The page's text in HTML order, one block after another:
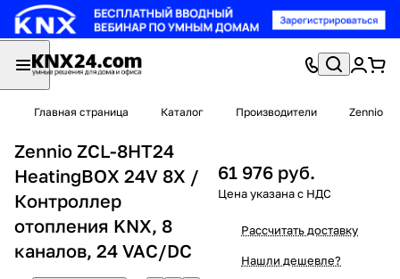
Главная страница Каталог Производители Zennio
Zennio ZCL-8HT24
HeatingBOX 24V 8X /
Контроллер
отопления KNX, 8
каналов, 24 VAC/DC
61 976 руб.
Рассчитать доставку
Нашли дешевле?